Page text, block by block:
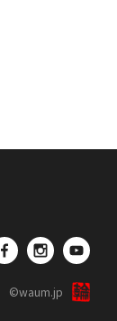
©waum.jp